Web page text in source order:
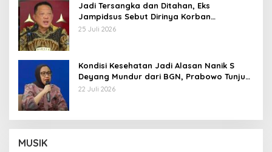
Jadi Tersangka dan Ditahan, Eks
Jampidsus Sebut Dirinya Korban
Kriminalisasi
25 Juli 2026
Kondisi Kesehatan Jadi Alasan Nanik S
Deyang Mundur dari BGN, Prabowo Tunjuk
Wamentan Sudaryono
22 Juli 2026
MUSIK